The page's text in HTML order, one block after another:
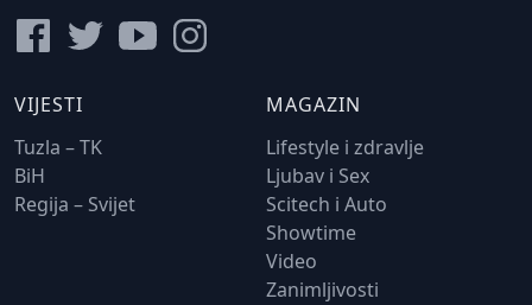
VIJESTI
Tuzla – TK
BiH
Regija – Svijet
MAGAZIN
Lifestyle i zdravlje
Ljubav i Sex
Scitech i Auto
Showtime
Video
Zanimljivosti